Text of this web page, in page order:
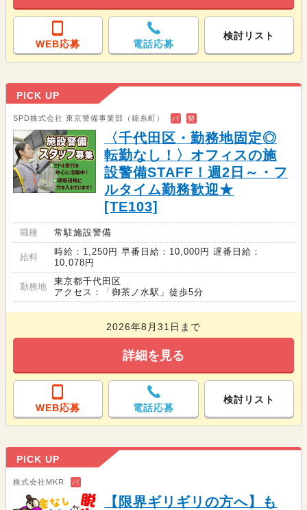
WEB応募 電話応募
検討リスト
PICK UP
SPD株式会社 東京警備事業部（錦糸町） バ 契
〈千代田区・勤務地固定◎
転勤なし！〉オフィスの施
設警備STAFF！週2日～・フ
ルタイム勤務歓迎★
[TE103]
職種 常駐施設警備
給料
時給：1,250円 早番日給：10,000円 遅番日給：
10,078円
勤務地
東京都千代田区
アクセス：「御茶ノ水駅」徒歩5分
2026年8月31日まで
詳細を見る
WEB応募 電話応募
検討リスト
PICK UP
株式会社MKR バ
【限界ギリギリの方へ】も